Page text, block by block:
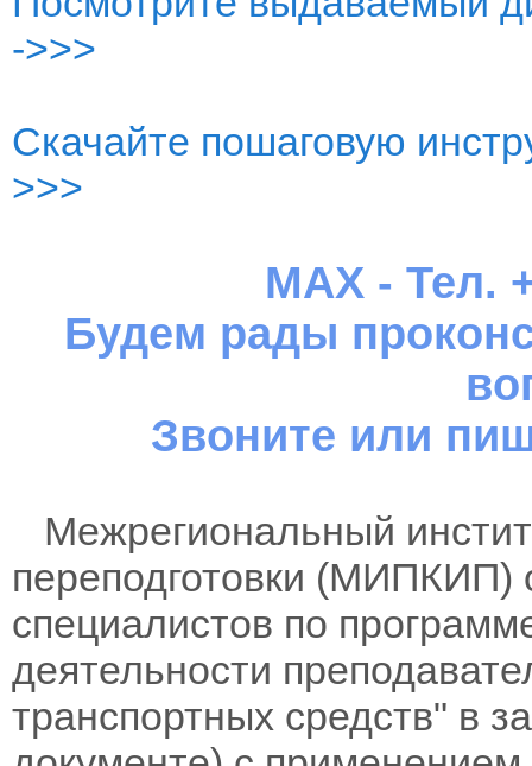
->>>
Скачайте пошаговую
>>>
MAX - Тел.
Будем рады
Звоните или
Межрегиональный
переподготовки (МИПКИП)
специалистов по
деятельности
транспортных средств" в